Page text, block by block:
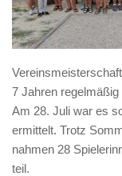
7 Jahren
Am 28. Juli war es
ermittelt. Trotz
nahmen 28
teil.